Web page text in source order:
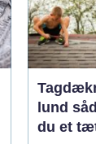
lund sådan får
du et